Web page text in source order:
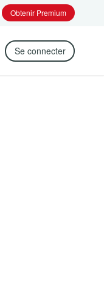
Obtenir Premium
Se connecter